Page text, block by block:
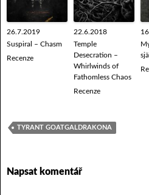
26.7.2019
Suspiral – Chasm
Recenze
22.6.2018
Temple
Desecration –
Whirlwinds of
Fathomless Chaos
Recenze
TYRANT GOATGALDRAKONA
Napsat komentář